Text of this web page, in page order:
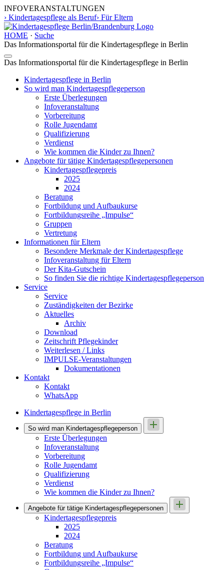
INFOVERANSTALTUNGEN
› Kindertagespflege als Beruf› Für Eltern
HOME · Suche
Das Informationsportal für die Kindertagespflege in Berlin
Toggle
navigation
Das Informationsportal für die Kindertagespflege in Berlin
Kindertagespflege in Berlin
So wird man Kindertages­pflegeperson
Erste Überlegungen
Infoveranstaltung
Vorbereitung
Rolle Jugendamt
Qualifizierung
Verdienst
Wie kommen die Kinder zu Ihnen?
Angebote für tätige Kindertages­pflegepersonen
Kindertagespflegepreis
2025
2024
Beratung
Fortbildung und Aufbaukurse
Fortbildungsreihe „Impulse“
Gruppen
Vertretung
Informationen für Eltern
Besondere Merkmale der Kindertagespflege
Infoveranstaltung für Eltern
Der Kita-Gutschein
So finden Sie die richtige Kindertagespflegeperson
Service
Service
Zuständigkeiten der Bezirke
Aktuelles
Archiv
Download
Zeitschrift Pflegekinder
Weiterlesen / Links
IMPULSE-Veranstaltungen
Dokumentationen
Kontakt
Kontakt
WhatsApp
Kindertagespflege in Berlin
So wird man Kindertages­pflegeperson
Erste Überlegungen
Infoveranstaltung
Vorbereitung
Rolle Jugendamt
Qualifizierung
Verdienst
Wie kommen die Kinder zu Ihnen?
Angebote für tätige Kindertages­pflegepersonen
Kindertagespflegepreis
2025
2024
Beratung
Fortbildung und Aufbaukurse
Fortbildungsreihe „Impulse“